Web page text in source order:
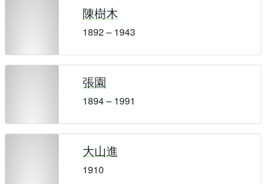
陳樹木
1892 – 1943
張園
1894 – 1991
大山進
1910